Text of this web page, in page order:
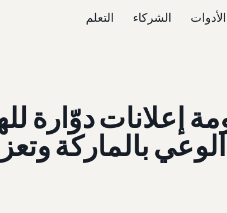
الأدوات الشركاء التعلم
إعلانات دوّارة
بالماركة